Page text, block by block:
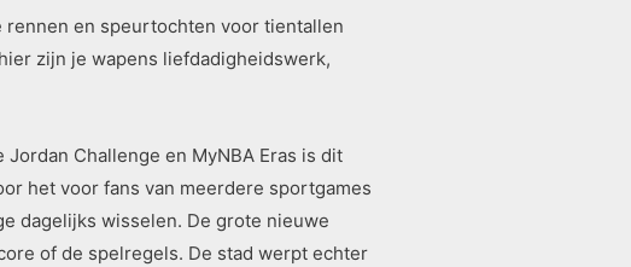
rennen en speurtochten voor tientallen
zijn je wapens liefdadigheidswerk,
Challenge en MyNBA Eras is dit
het voor fans van meerdere sportgames
dagelijks wisselen. De grote nieuwe
of de spelregels. De stad werpt echter